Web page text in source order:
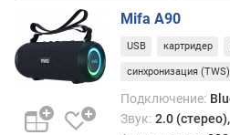
п
п
у
Mifa A90
USB картридер
синхронизация (TWS)
Подключение:
Звук: 2.0